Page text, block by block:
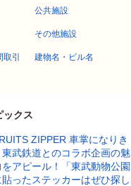
公共施設
その他施設
引 建物名・ビル名
ックス
ZIPPER 車掌になりき
東武鉄道とのコラボ企画の魅
をアピール！「東武動物公園
貼ったステッカーはぜひ探し